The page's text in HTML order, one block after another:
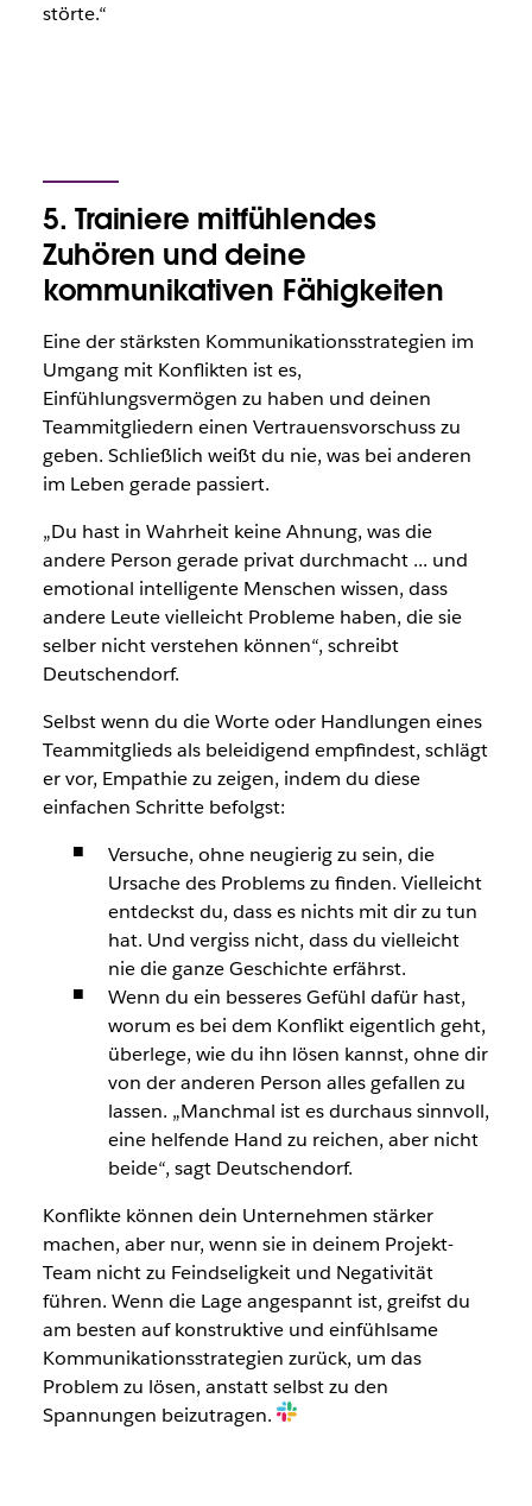
störte.“
5. Trainiere mitfühlendes
Zuhören und deine
kommunikativen Fähigkeiten
Eine der stärksten Kommunikationsstrategien im
Umgang mit Konflikten ist es,
Einfühlungsvermögen zu haben und deinen
Teammitgliedern einen Vertrauensvorschuss zu
geben. Schließlich weißt du nie, was bei anderen
im Leben gerade passiert.
„Du hast in Wahrheit keine Ahnung, was die
andere Person gerade privat durchmacht ... und
emotional intelligente Menschen wissen, dass
andere Leute vielleicht Probleme haben, die sie
selber nicht verstehen können“, schreibt
Deutschendorf.
Selbst wenn du die Worte oder Handlungen eines
Teammitglieds als beleidigend empfindest, schlägt
er vor, Empathie zu zeigen, indem du diese
einfachen Schritte befolgst:
Versuche, ohne neugierig zu sein, die
Ursache des Problems zu finden. Vielleicht
entdeckst du, dass es nichts mit dir zu tun
hat. Und vergiss nicht, dass du vielleicht
nie die ganze Geschichte erfährst.
Wenn du ein besseres Gefühl dafür hast,
worum es bei dem Konflikt eigentlich geht,
überlege, wie du ihn lösen kannst, ohne dir
von der anderen Person alles gefallen zu
lassen. „Manchmal ist es durchaus sinnvoll,
eine helfende Hand zu reichen, aber nicht
beide“, sagt Deutschendorf.
Konflikte können dein Unternehmen stärker
machen, aber nur, wenn sie in deinem Projekt-
Team nicht zu Feindseligkeit und Negativität
führen. Wenn die Lage angespannt ist, greifst du
am besten auf konstruktive und einfühlsame
Kommunikationsstrategien zurück, um das
Problem zu lösen, anstatt selbst zu den
Spannungen beizutragen.